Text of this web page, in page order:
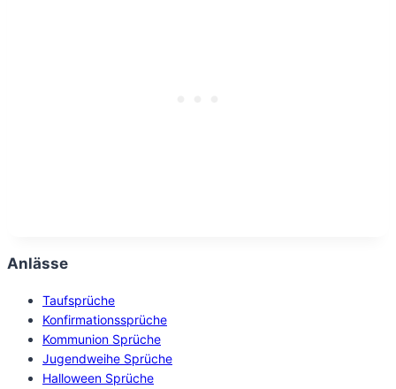
Anlässe
Taufsprüche
Konfirmationssprüche
Kommunion Sprüche
Jugendweihe Sprüche
Halloween Sprüche